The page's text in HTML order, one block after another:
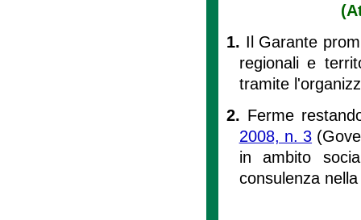
1. Il Garante
regionali e
tramite
2. Ferme
2008, n. 3
in ambito
consulenza